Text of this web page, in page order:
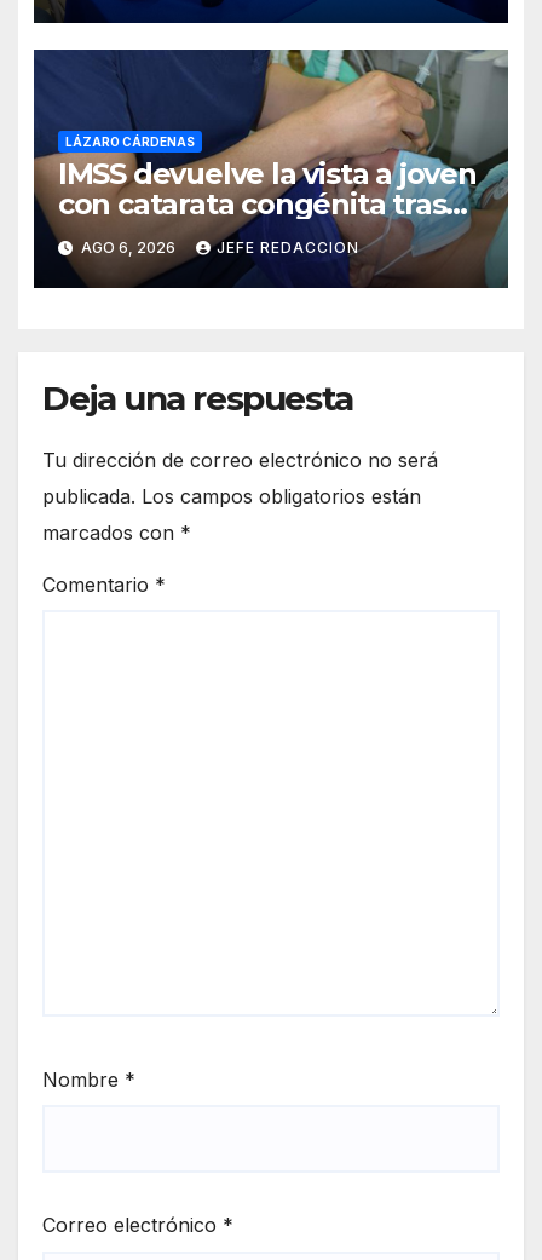
LÁZARO CÁRDENAS
IMSS devuelve la vista a joven
con catarata congénita tras
23 años de limitación visual
AGO 6, 2026 JEFE REDACCION
Deja una respuesta
Tu dirección de correo electrónico no será
publicada. Los campos obligatorios están
marcados con *
Comentario *
Nombre *
Correo electrónico *